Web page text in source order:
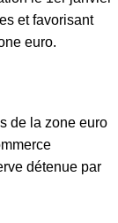
et favorisant
euro.
de la zone euro
détenue par